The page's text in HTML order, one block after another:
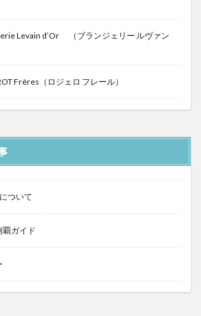
Levain d’Or （ブランジェリー ルヴァン
Frères（ロジェロ フレール）
ついて
ガイド